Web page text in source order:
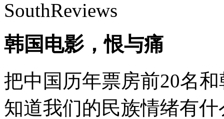
韩国电影，恨与痛
把中国历年票房前20名
知道我们的民族情绪有